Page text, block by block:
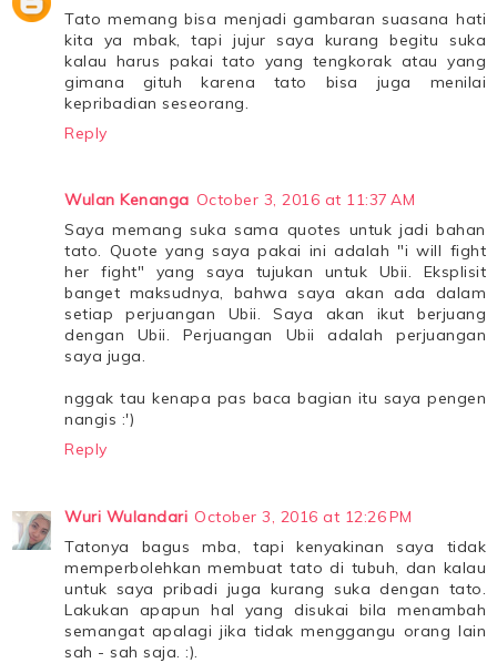
Tato memang bisa menjadi gambaran suasana hati
kita ya mbak, tapi jujur saya kurang begitu suka
kalau harus pakai tato yang tengkorak atau yang
gimana gituh karena tato bisa juga menilai
kepribadian seseorang.
Reply
Wulan Kenanga October 3, 2016 at 11:37 AM
Saya memang suka sama quotes untuk jadi bahan
tato. Quote yang saya pakai ini adalah "i will fight
her fight" yang saya tujukan untuk Ubii. Eksplisit
banget maksudnya, bahwa saya akan ada dalam
setiap perjuangan Ubii. Saya akan ikut berjuang
dengan Ubii. Perjuangan Ubii adalah perjuangan
saya juga.
nggak tau kenapa pas baca bagian itu saya pengen
nangis :')
Reply
Wuri Wulandari October 3, 2016 at 12:26 PM
Tatonya bagus mba, tapi kenyakinan saya tidak
memperbolehkan membuat tato di tubuh, dan kalau
untuk saya pribadi juga kurang suka dengan tato.
Lakukan apapun hal yang disukai bila menambah
semangat apalagi jika tidak menggangu orang lain
sah - sah saja. :).